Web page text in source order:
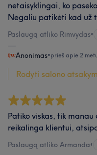
netaisyklingai, ko
Negaliu patikėti kad už
Paslaugą atliko Rimvydas•
Anonimas•prieš apie 2
Rodyti salono
Patiko viskas, tik
reikalinga klientui,
Paslaugą atliko Armanda•